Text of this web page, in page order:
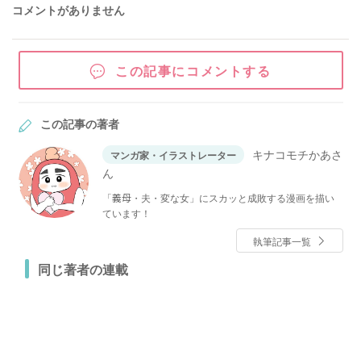
コメントがありません
この記事にコメントする
この記事の著者
マンガ家・イラストレーター
キナコモチかあさ
ん
「義母・夫・変な女」にスカッと成敗する漫画を描い
ています！
執筆記事一覧
同じ著者の連載